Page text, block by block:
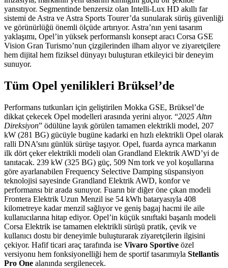
yansıtıyor. Segmentinde benzersiz olan Intelli‑Lux HD akıllı far
sistemi de Astra ve Astra Sports Tourer’da sunularak sürüş güvenliği
ve görünürlüğü önemli ölçüde artırıyor. Astra’nın yeni tasarım
yaklaşımı, Opel’in yüksek performanslı konsept aracı Corsa GSE
Vision Gran Turismo’nun çizgilerinden ilham alıyor ve ziyaretçilere
hem dijital hem fiziksel dünyayı buluşturan etkileyici bir deneyim
sunuyor.
Tüm Opel yenilikleri Brüksel’de
Performans tutkunları için geliştirilen Mokka GSE, Brüksel’de
dikkat çekecek Opel modelleri arasında yerini alıyor. “2025 Altın
Direksiyon” ödülüne layık görülen tamamen elektrikli model, 207
kW (281 BG) gücüyle bugüne kadarki en hızlı elektrikli Opel olarak
ralli DNA’sını günlük sürüşe taşıyor. Opel, fuarda ayrıca markanın
ilk dört çeker elektrikli modeli olan Grandland Elektrik AWD’yi de
tanıtacak. 239 kW (325 BG) güç, 509 Nm tork ve yol koşullarına
göre ayarlanabilen Frequency Selective Damping süspansiyon
teknolojisi sayesinde Grandland Elektrik AWD, konfor ve
performansı bir arada sunuyor. Fuarın bir diğer öne çıkan modeli
Frontera Elektrik Uzun Menzil ise 54 kWh bataryasıyla 408
kilometreye kadar menzil sağlıyor ve geniş bagaj hacmi ile aile
kullanıcılarına hitap ediyor. Opel’in küçük sınıftaki başarılı modeli
Corsa Elektrik ise tamamen elektrikli sürüşü pratik, çevik ve
kullanıcı dostu bir deneyimle buluşturarak ziyaretçilerin ilgisini
çekiyor. Hafif ticari araç tarafında ise Vivaro Sportive özel
versiyonu hem fonksiyonelliği hem de sportif tasarımıyla Stellantis
Pro One alanında sergilenecek.